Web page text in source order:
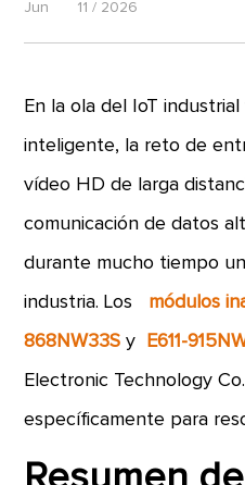
Jun 11 / 2026
En la ola del IoT
inteligente, la reto de
vídeo HD de larga
comunicación de datos
durante mucho tiempo
industria. Los
módulos
868NW33Sy E611-
Electronic Technology
específicamente para